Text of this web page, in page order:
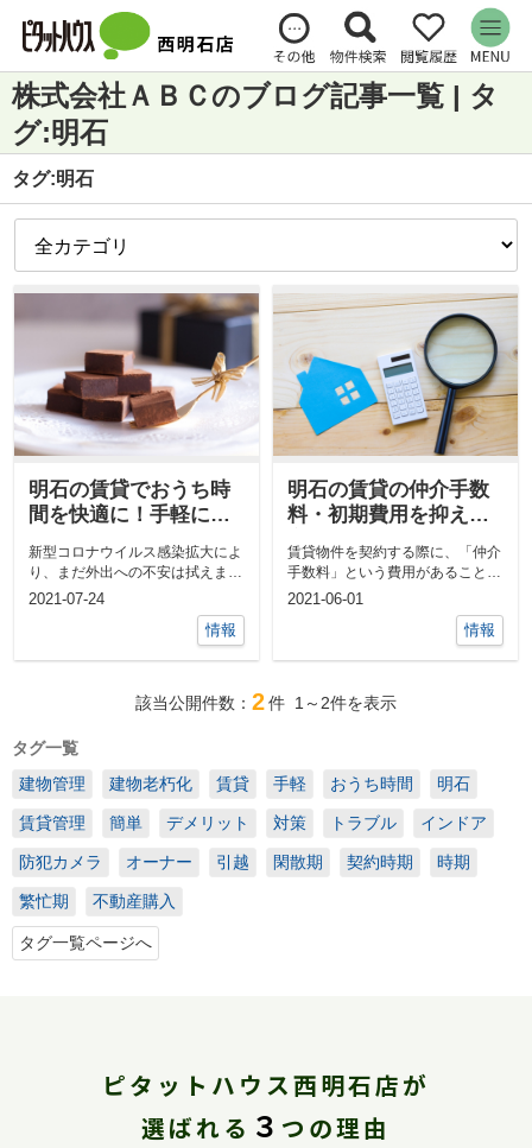
株式会社ＡＢＣのブログ記事一覧 | タ
グ:明石
タグ:明石
明石の賃貸でおうち時
間を快適に！手軽に出
新型コロナウイルス感染拡大によ
り、まだ外出への不安は拭えませ
んね。今まで自粛生活を送ってき
2021-07-24
情報
明石の賃貸の仲介手数
料・初期費用を抑える
賃貸物件を契約する際に、「仲介
手数料」という費用があることに
お気付きでしょうか。賃貸物件を
2021-06-01
情報
該当公開件数： 2件 1～2件を表示
タグ一覧
建物管理
建物老朽化 賃貸 手軽 おうち時間 明石
賃貸管理 簡単 デメリット 対策 トラブル インドア
防犯カメラ オーナー 引越 閑散期 契約時期 時期
繁忙期 不動産購入
タグ一覧ページへ
ピタットハウス西明石店が
選ばれる ３ つの理由